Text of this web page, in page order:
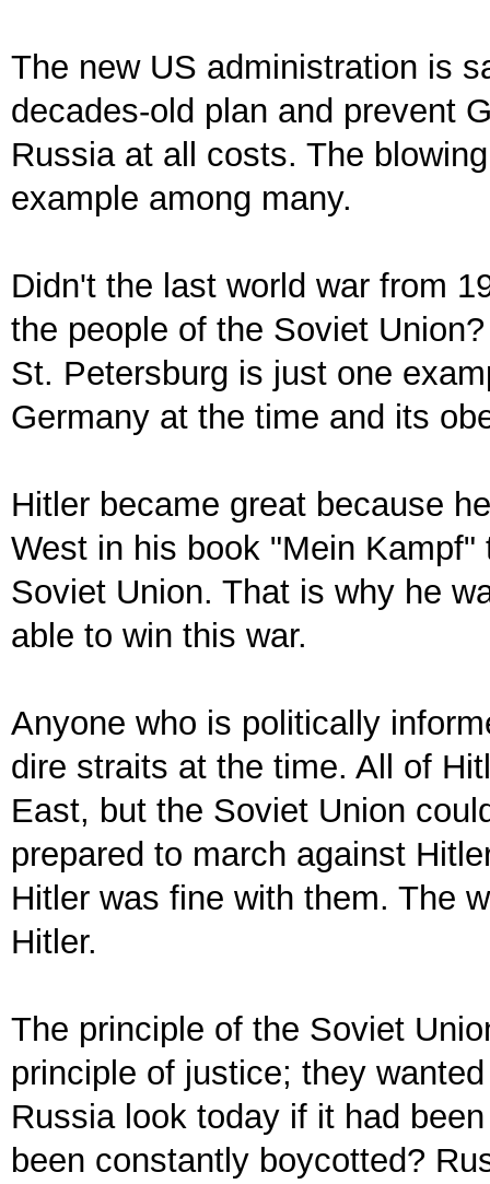
The new US administration is
decades-old plan and prevent
Russia at all costs. The
example among many.
Didn't the last world war from
the people of the Soviet
St. Petersburg is just one
Germany at the time and its
Hitler became great because
West in his book "Mein
Soviet Union. That is why he
able to win this war.
Anyone who is politically
dire straits at the time. All of
East, but the Soviet Union
prepared to march against
Hitler was fine with them. The
Hitler.
The principle of the Soviet
principle of justice; they
Russia look today if it had
been constantly boycotted?